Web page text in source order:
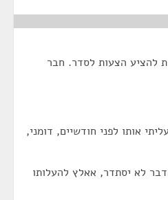
להציע הצעות לסדר. חבר
אותו לפני חודשיים, דומני,
לא יסתדר, אאלץ להעלותו